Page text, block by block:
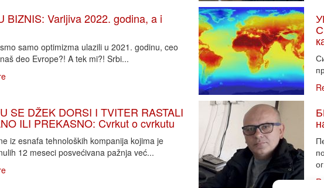
BIZNIS: Varljiva 2022. godina, a i
samo optimizma ulazili u 2021. godinu, ceo
deo Evrope?! A tek mi?! Srbi...
SE DŽEK DORSI I TVITER RASTALI
ILI PREKASNO: Cvrkut o cvrkutu
iz esnafa tehnoloških kompanija kojima je
12 meseci posvećivana pažnja već...